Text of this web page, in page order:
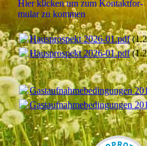
Hier klicken um zum Kon­takt­for­
mu­lar zu kommen
Hausprospekt 2026-01.pdf
Hausprospekt 2026-01.pdf
Gastaufnahmebedingungen
Gastaufnahmebedingungen